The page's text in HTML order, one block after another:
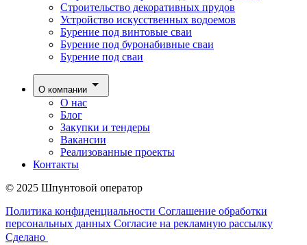
Строительство декоративных прудов
Устройство искусственных водоемов
Бурение под винтовые сваи
Бурение под буронабивные сваи
Бурение под сваи
О компании
О нас
Блог
Закупки и тендеры
Вакансии
Реализованные проекты
Контакты
© 2025 Шпунтовой оператор
Политика конфиденциальности Соглашение обработки
персональных данных Согласие на рекламную рассылку
Сделано